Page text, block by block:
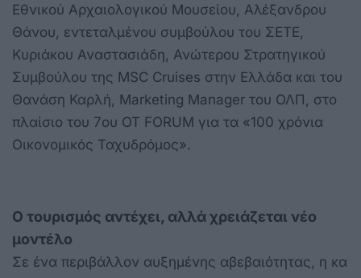
Εθνικού Αρχαιολογικού Μουσείου, Αλέξανδρου
Θάνου, εντεταλμένου συμβούλου του ΣΕΤΕ,
Κυριάκου Αναστασιάδη, Ανώτερου Στρατηγικού
Συμβούλου της MSC Cruises στην Ελλάδα και του
Θανάση Καρλή, Marketing Manager του ΟΛΠ, στο
πλαίσιο του 7ου OT FORUM για τα «100 χρόνια
Οικονομικός Ταχυδρόμος».
Ο τουρισμός αντέχει, αλλά χρειάζεται νέο
μοντέλο
Σε ένα περιβάλλον αυξημένης αβεβαιότητας, η κα